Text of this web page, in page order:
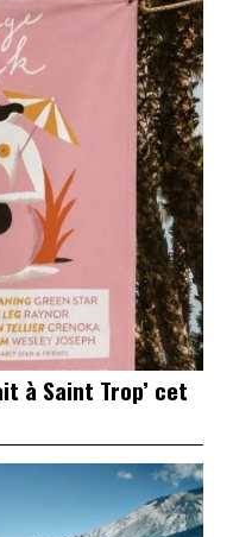
à Saint Trop’ cet